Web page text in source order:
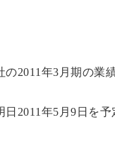
2011年3月期の業
2011年5月9日を予